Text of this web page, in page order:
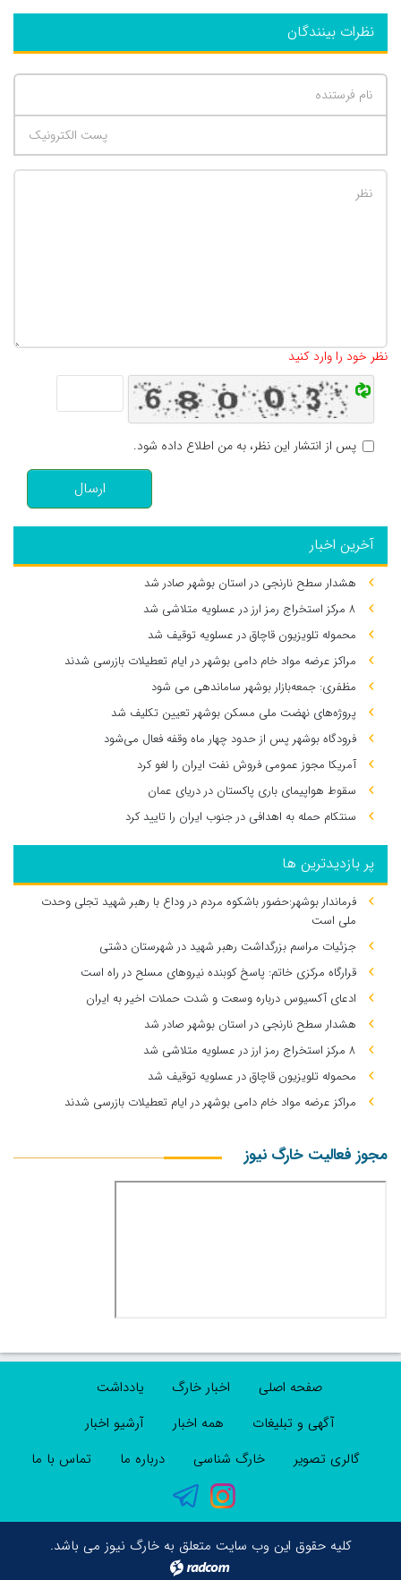
نظرات بینندگان
نظر خود را وارد کنید
پس از انتشار این نظر، به من اطلاع داده شود.
ارسال
آخرین اخبار
هشدار سطح نارنجی در استان بوشهر صادر شد
۸ مرکز استخراج رمز ارز در عسلویه متلاشی شد
محموله تلویزیون قاچاق در عسلویه توقیف شد
مراکز عرضه مواد خام دامی بوشهر در ایام تعطیلات بازرسی شدند
مظفری: جمعه‌بازار بوشهر ساماندهی می‌ شود
پروژه‌های نهضت ملی مسکن بوشهر تعیین تکلیف شد
فرودگاه بوشهر پس از حدود چهار ماه وقفه فعال می‌شود
آمریکا مجوز عمومی فروش نفت ایران را لغو کرد
سقوط هواپیمای باری پاکستان در دریای عمان
سنتکام حمله به اهدافی در جنوب ایران را تایید کرد
پر بازدیدترین ها
فرماندار بوشهر:حضور باشکوه مردم در وداع با رهبر شهید تجلی وحدت
ملی است
جزئیات مراسم بزرگداشت رهبر شهید در شهرستان دشتی
قرارگاه مرکزی خاتم: پاسخ کوبنده نیروهای مسلح در راه است
ادعای آکسیوس درباره وسعت و شدت حملات اخیر به ایران
هشدار سطح نارنجی در استان بوشهر صادر شد
۸ مرکز استخراج رمز ارز در عسلویه متلاشی شد
محموله تلویزیون قاچاق در عسلویه توقیف شد
مراکز عرضه مواد خام دامی بوشهر در ایام تعطیلات بازرسی شدند
مجوز فعالیت خارگ نیوز
صفحه اصلی اخبار خارگ
یادداشت
آگهی و تبلیغات
همه اخبار
آرشیو اخبار
گالری تصویر
خارگ شناسی درباره ما تماس با ما
کلیه حقوق این وب سایت متعلق به خارگ نیوز می باشد.
radcom